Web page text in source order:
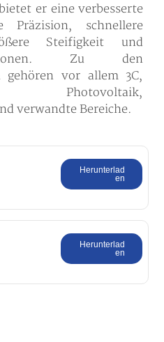
er eine verbesserte
Präzision, schnellere
Steifigkeit und
Zu den
gehören vor allem 3C,
Photovoltaik,
verwandte Bereiche.
Herunterlad
en
Herunterlad
en